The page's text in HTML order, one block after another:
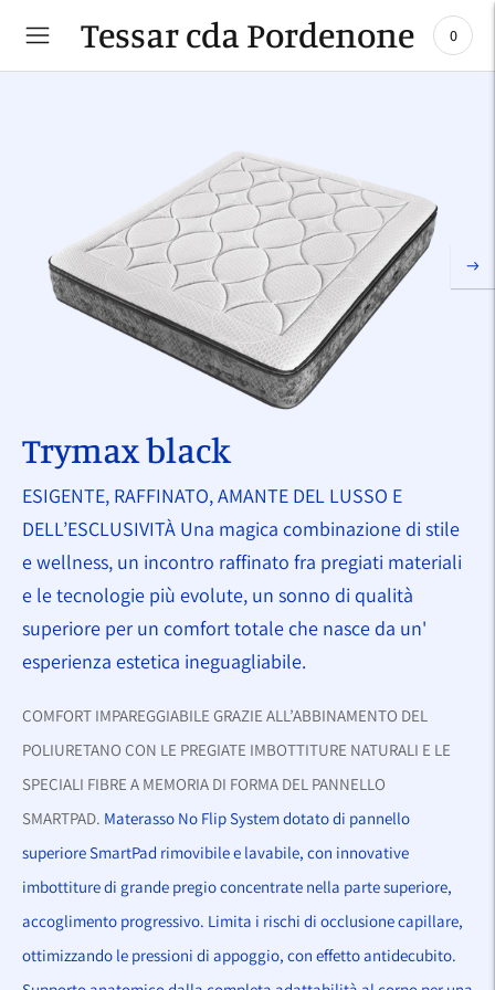
Tessar cda Pordenone 0
Trymax black
ESIGENTE, RAFFINATO, AMANTE DEL LUSSO E
DELL’ESCLUSIVITÀ Una magica combinazione di stile
e wellness, un incontro raffinato fra pregiati materiali
e le tecnologie più evolute, un sonno di qualità
superiore per un comfort totale che nasce da un'
esperienza estetica ineguagliabile.
COMFORT IMPAREGGIABILE GRAZIE ALL’ABBINAMENTO DEL
POLIURETANO CON LE PREGIATE IMBOTTITURE NATURALI E LE
SPECIALI FIBRE A MEMORIA DI FORMA DEL PANNELLO
SMARTPAD. Materasso No Flip System dotato di pannello
superiore SmartPad rimovibile e lavabile, con innovative
imbottiture di grande pregio concentrate nella parte superiore,
accoglimento progressivo. Limita i rischi di occlusione capillare,
ottimizzando le pressioni di appoggio, con effetto antidecubito.